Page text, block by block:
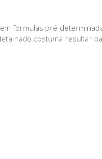
fórmulas pré-
costuma resultar